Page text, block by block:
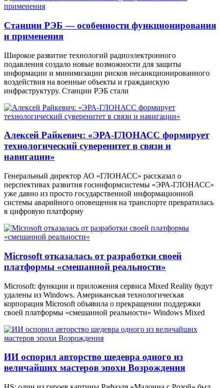
Станции РЭБ — особенности функционирования
и применения
Широкое развитие технологий радиоэлектронного
подавления создало новые возможности для защиты
информации и минимизации рисков несанкционированного
воздействия на военные объекты и гражданскую
инфраструктуру. Станции РЭБ стали
Алексей Райкевич: «ЭРА-ГЛОНАСС формирует
технологический суверенитет в связи и
навигации»
Генеральный директор АО «ГЛОНАСС» рассказал о
перспективах развития госинформсистемы «ЭРА-ГЛОНАСС»
уже давно из просто государственной информационной
системы аварийного оповещения на транспорте превратилась
в цифровую платформу
Microsoft отказалась от разработки своей
платформы «смешанной реальности»
Microsoft: функции и приложения сервиса Mixed Reality будут
удалены из Windows. Американская технологическая
корпорация Microsoft объявила о прекращении поддержки
своей платформы «смешанной реальности» Windows Mixed
ИИ оспорил авторство шедевра одного из
величайших мастеров эпохи Возрождения